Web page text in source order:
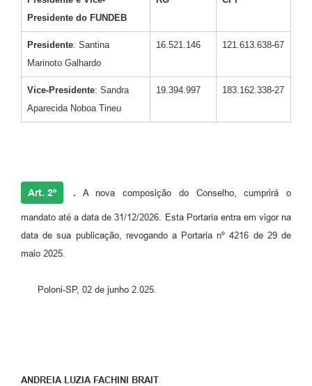
Presidente do FUNDEB
Presidente: Santina
Marinoto Galhardo
16.521.146 121.613.638-67
Vice-Presidente: Sandra
Aparecida Noboa Tineu
19.394.997 183.162.338-27
Art. 2º . A nova composição do Conselho, cumprirá o
mandato até a data de 31/12/2026. Esta Portaria entra em vigor na
data de sua publicação, revogando a Portaria nº 4216 de 29 de
maio 2025.
Poloni-SP, 02 de junho 2.025.
ANDREIA LUZIA FACHINI BRAIT